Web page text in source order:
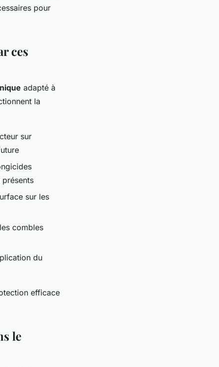
pour
ces
adapté à
la
sur
sur les
combles
du
efficace
le